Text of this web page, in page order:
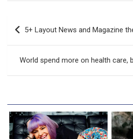
Navigasi
pos
5+ Layout News and Magazine
World spend more on health care,